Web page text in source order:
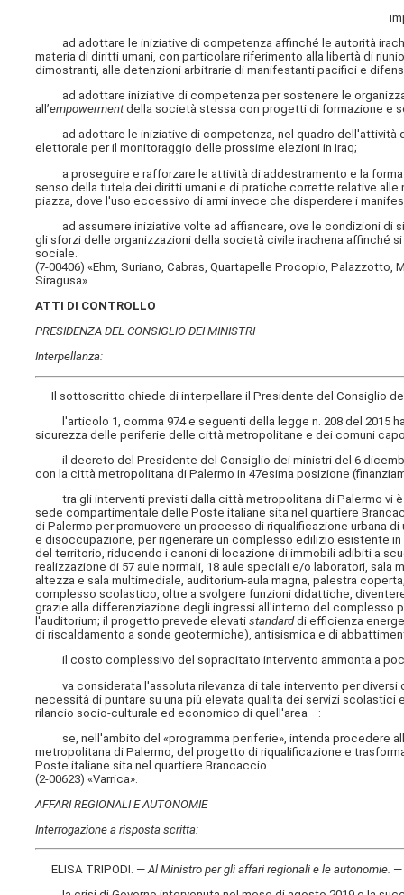
ad adottare le iniziative di competenza affinché le autorità
materia di diritti umani, con particolare riferimento alla libertà di
dimostranti, alle detenzioni arbitrarie di manifestanti pacifici e
ad adottare iniziative di competenza per sostenere le
all’empowermentdella società stessa con progetti di formazione e
ad adottare le iniziative di competenza, nel quadro dell'attività
elettorale per il monitoraggio delle prossime elezioni in Iraq;
a proseguire e rafforzare le attività di addestramento e la
senso della tutela dei diritti umani e di pratiche corrette relative
piazza, dove l'uso eccessivo di armi invece che disperdere i
ad assumere iniziative volte ad affiancare, ove le condizioni di
gli sforzi delle organizzazioni della società civile irachena affinché
sociale.
(7-00406) «Ehm, Suriano, Cabras, Quartapelle Procopio, Palazzotto,
Siragusa».
ATTI DI CONTROLLO
PRESIDENZA DEL CONSIGLIO DEI MINISTRI
Interpellanza:
Il sottoscritto chiede di interpellareil Presidente del Consiglio
l'articolo 1, comma 974 e seguenti della legge n. 208 del 2015
sicurezza delle periferie delle città metropolitane e dei comuni
il decreto del Presidente del Consiglio dei ministri del 6
con la città metropolitana di Palermo in 47esima posizione
tra gli interventi previsti dalla città metropolitana di Palermo vi
sede compartimentale delle Poste italiane sita nel quartiere
di Palermo per promuovere un processo di riqualificazione urbana
e disoccupazione, per rigenerare un complesso edilizio esistente
del territorio, riducendo i canoni di locazione di immobili adibiti a
realizzazione di 57 aule normali, 18 aule speciali e/o laboratori,
altezza e sala multimediale, auditorium-aula magna, palestra
complesso scolastico, oltre a svolgere funzioni didattiche,
grazie alla differenziazione degli ingressi all'interno del
l'auditorium; il progetto prevede elevatistandarddi efficienza
di riscaldamento a sonde geotermiche), antisismica e di
il costo complessivo del sopracitato intervento ammonta a
va considerata l'assoluta rilevanza di tale intervento per diversi
necessità di puntare su una più elevata qualità dei servizi
rilancio socio-culturale ed economico di quell'area –:
se, nell'ambito del «programma periferie», intenda procedere
metropolitana di Palermo, del progetto di riqualificazione e
Poste italiane sita nel quartiere Brancaccio.
(2-00623) «Varrica».
AFFARI REGIONALI E AUTONOMIE
Interrogazione a risposta scritta:
ELISA TRIPODI. —Al Ministro per gli affari regionali e le autonomie —